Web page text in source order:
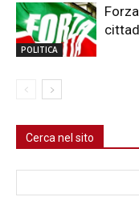
POLITICA
Cerca nel sito